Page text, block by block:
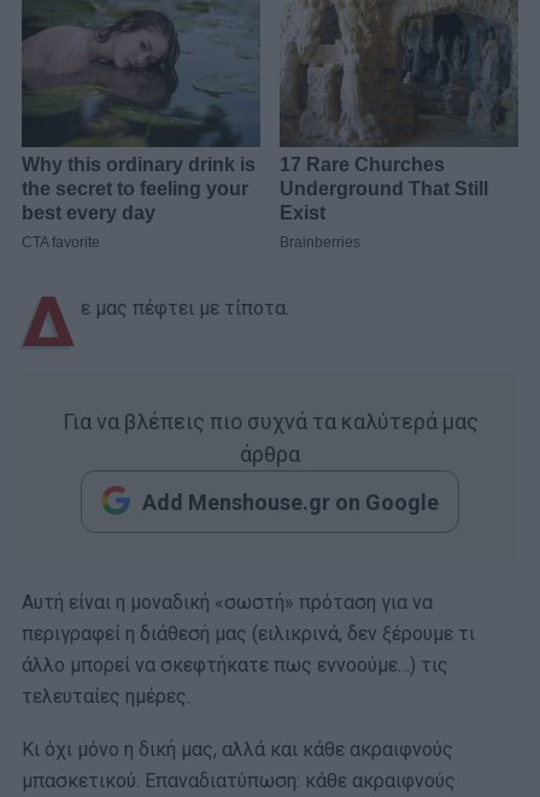
Δ ε μας πέφτει με τίποτα.
Για να βλέπεις πιο συχνά τα καλύτερά μας
άρθρα
Add Menshouse.gr on Google
Αυτή είναι η μοναδική «σωστή» πρόταση για να
περιγραφεί η διάθεσή μας (ειλικρινά, δεν ξέρουμε τι
άλλο μπορεί να σκεφτήκατε πως εννοούμε…) τις
τελευταίες ημέρες.
Κι όχι μόνο η δική μας, αλλά και κάθε ακραιφνούς
μπασκετικού. Επαναδιατύπωση: κάθε ακραιφνούς